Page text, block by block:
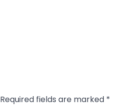
Required fields are marked *